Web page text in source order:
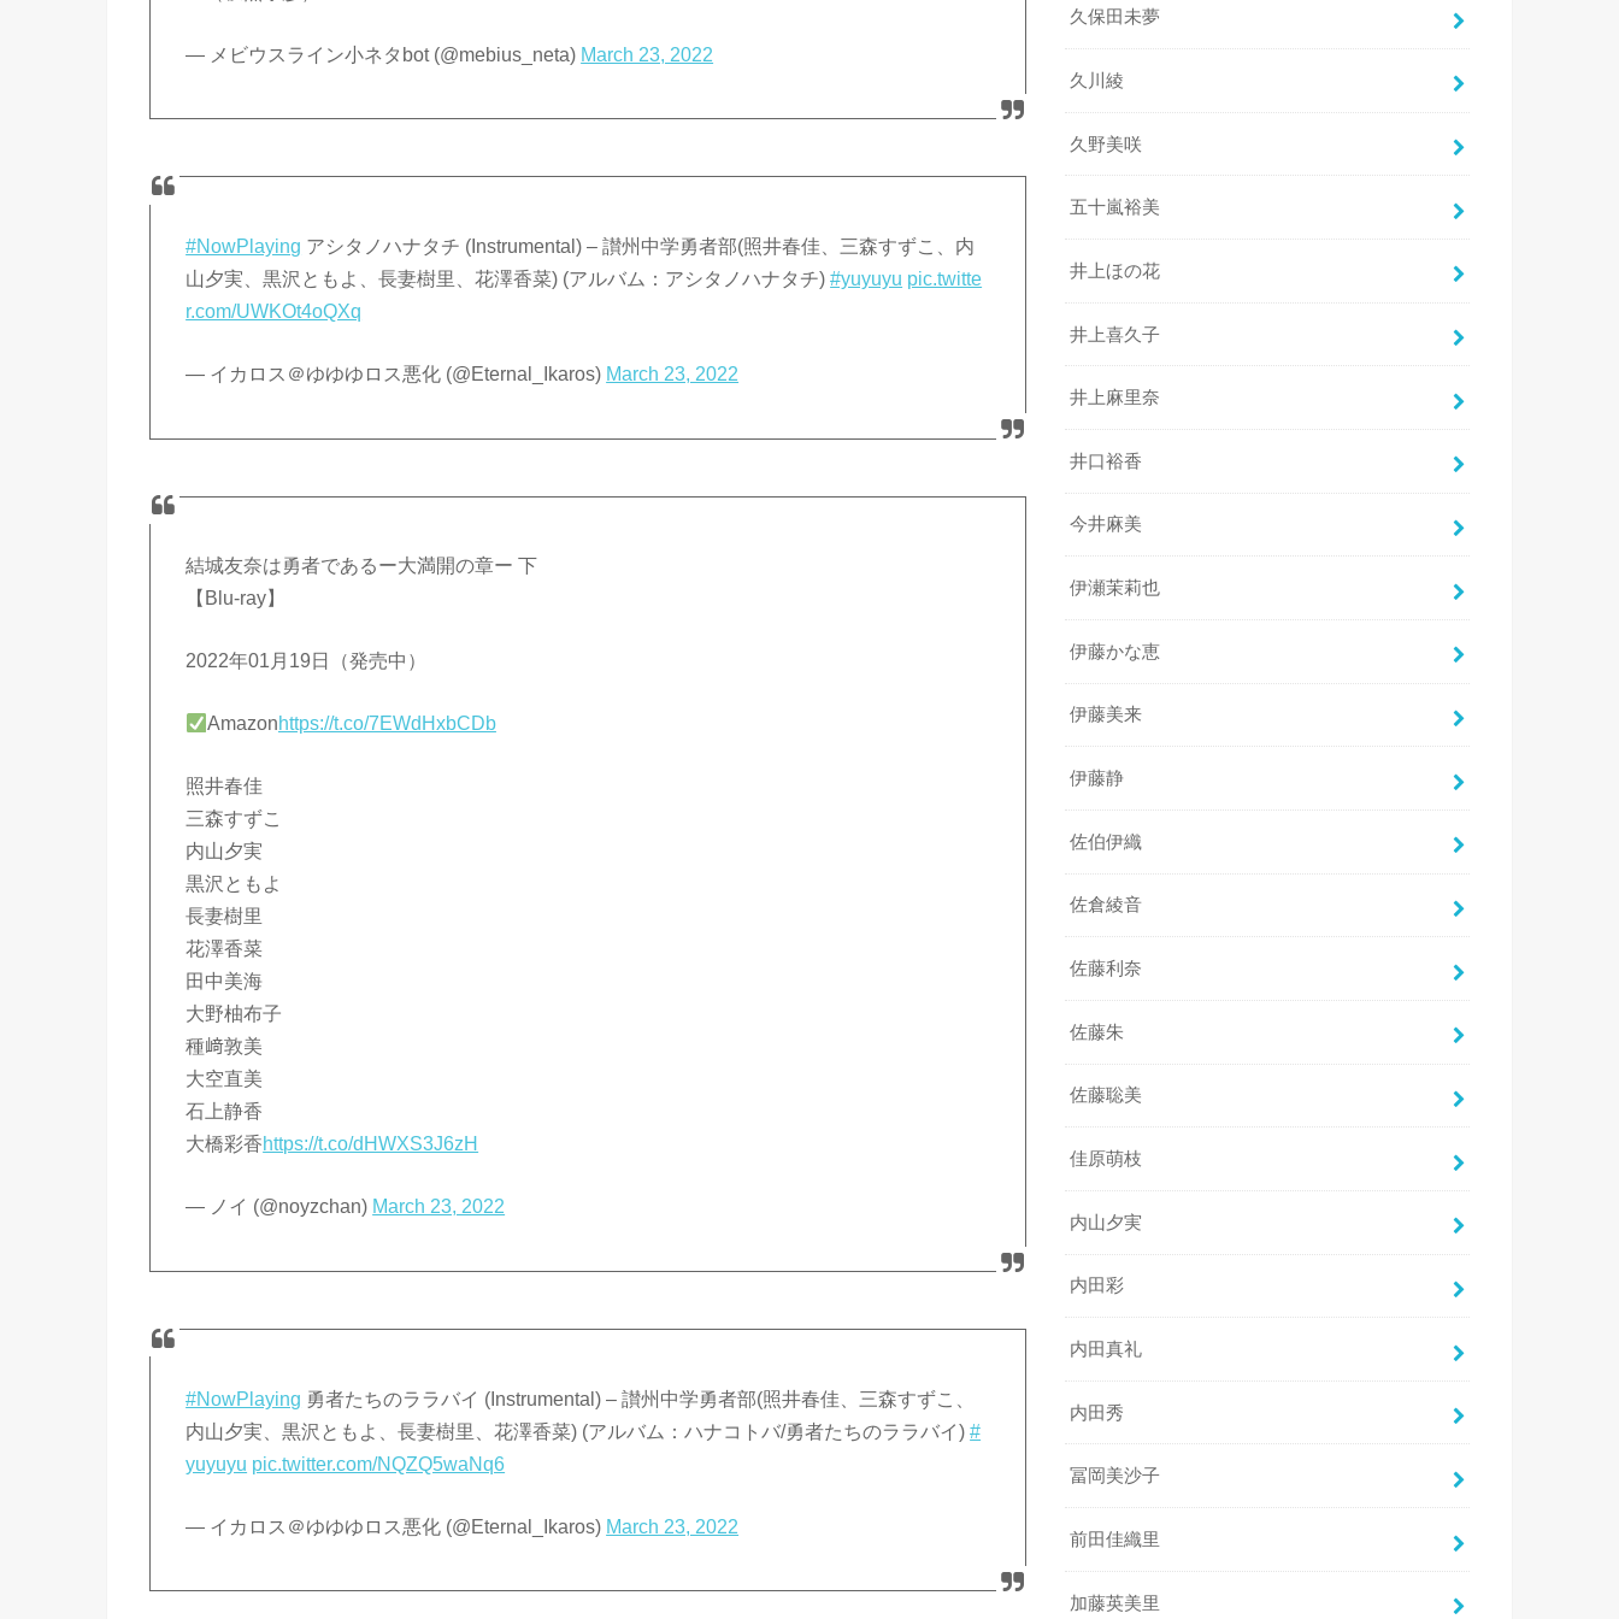
— メビウスライン小ネタbot (@mebius_neta) March 23, 2022
#NowPlaying アシタノハナタチ (Instrumental) – 讃州中学勇者部(照井春佳、三森すずこ、内
山夕実、黒沢ともよ、長妻樹里、花澤香菜) (アルバム：アシタノハナタチ)#yuyuyu pic.twitte
r.com/UWKOt4oQXq
— イカロス＠ゆゆゆロス悪化 (@Eternal_Ikaros) March 23, 2022
結城友奈は勇者であるー大満開の章ー 下
【Blu-ray】
2022年01月19日（発売中）
Amazonhttps://t.co/7EWdHxbCDb
照井春佳
三森すずこ
内山夕実
黒沢ともよ
長妻樹里
花澤香菜
田中美海
大野柚布子
種﨑敦美
大空直美
石上静香
大橋彩香https://t.co/dHWXS3J6zH
— ノイ (@noyzchan) March 23, 2022
#NowPlaying 勇者たちのララバイ (Instrumental) – 讃州中学勇者部(照井春佳、三森すずこ、
内山夕実、黒沢ともよ、長妻樹里、花澤香菜) (アルバム：ハナコトバ/勇者たちのララバイ)#
yuyuyu pic.twitter.com/NQZQ5waNq6
— イカロス＠ゆゆゆロス悪化 (@Eternal_Ikaros) March 23, 2022
久保田未夢
久川綾
久野美咲
五十嵐裕美
井上ほの花
井上喜久子
井上麻里奈
井口裕香
今井麻美
伊瀬茉莉也
伊藤かな恵
伊藤美来
伊藤静
佐伯伊織
佐倉綾音
佐藤利奈
佐藤朱
佐藤聡美
佳原萌枝
内山夕実
内田彩
内田真礼
内田秀
冨岡美沙子
前田佳織里
加藤英美里